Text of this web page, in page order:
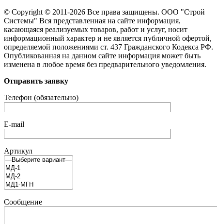
© Copyright © 2011-2026 Все права защищены. ООО "Строй
Системы" Вся представленная на сайте информация,
касающаяся реализуемых товаров, работ и услуг, носит
информационный характер и не является публичной офертой,
определяемой положениями ст. 437 Гражданского Кодекса РФ.
Опубликованная на данном сайте информация может быть
изменена в любое время без предварительного уведомления.
Отправить заявку
Телефон (обязательно)
E-mail
Артикул
Сообщение